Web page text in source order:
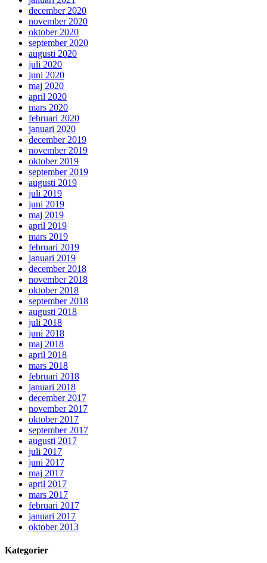
december 2020
november 2020
oktober 2020
september 2020
augusti 2020
juli 2020
juni 2020
maj 2020
april 2020
mars 2020
februari 2020
januari 2020
december 2019
november 2019
oktober 2019
september 2019
augusti 2019
juli 2019
juni 2019
maj 2019
april 2019
mars 2019
februari 2019
januari 2019
december 2018
november 2018
oktober 2018
september 2018
augusti 2018
juli 2018
juni 2018
maj 2018
april 2018
mars 2018
februari 2018
januari 2018
december 2017
november 2017
oktober 2017
september 2017
augusti 2017
juli 2017
juni 2017
maj 2017
april 2017
mars 2017
februari 2017
januari 2017
oktober 2013
Kategorier